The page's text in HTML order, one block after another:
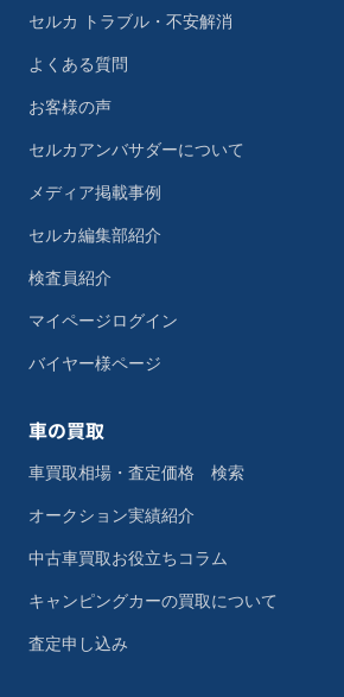
セルカ トラブル・不安解消
よくある質問
お客様の声
セルカアンバサダーについて
メディア掲載事例
セルカ編集部紹介
検査員紹介
マイページログイン
バイヤー様ページ
車の買取
車買取相場・査定価格 検索
オークション実績紹介
中古車買取お役立ちコラム
キャンピングカーの買取について
査定申し込み